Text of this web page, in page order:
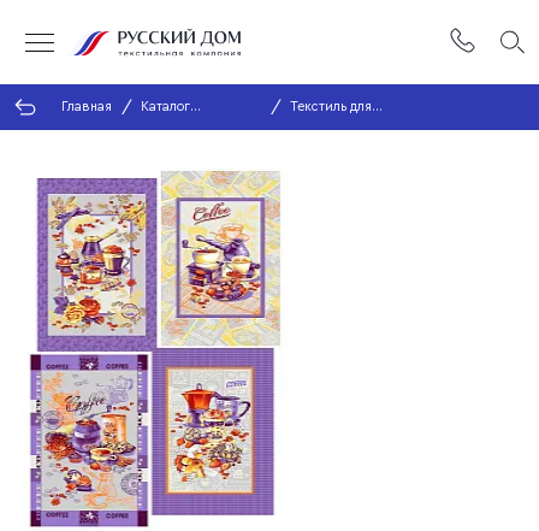
Главная
Каталог
продукции
Текстиль для
кухни